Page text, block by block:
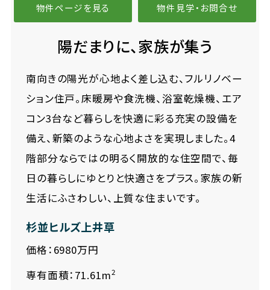
物件ページを見る 物件見学・お問合せ
陽だまりに、家族が集う
南向きの陽光が心地よく差し込む、フルリノベー
ション住戸。床暖房や食洗機、浴室乾燥機、エア
コン3台など暮らしを快適に彩る充実の設備を
備え、新築のような心地よさを実現しました。4
階部分ならではの明るく開放的な住空間で、毎
日の暮らしにゆとりと快適さをプラス。家族の新
生活にふさわしい、上質な住まいです。
杉並ヒルズ上井草
価格：6980万円
専有面積：71.61m2